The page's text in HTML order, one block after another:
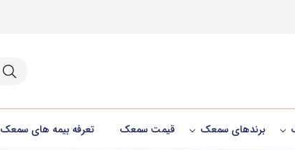
جستجو
برندهای سمعک قیمت سمعک تعرفه بیمه های سمعک